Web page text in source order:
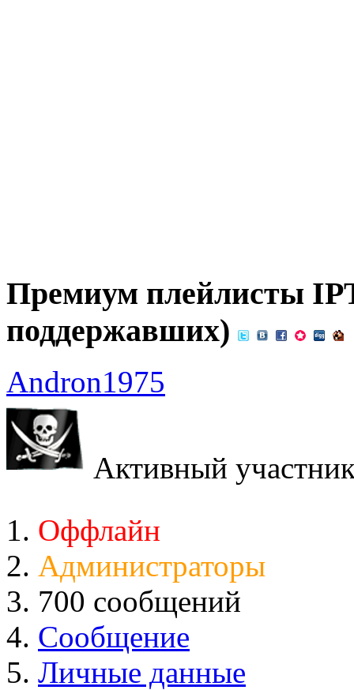
Премиум плейлисты
поддержавших)
Andron1975
Активный
Оффлайн
Администраторы
700 сообщений
Сообщение
Личные данные